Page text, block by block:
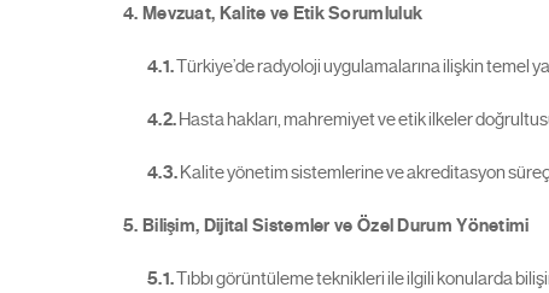
4. Mevzuat, Kalite ve Etik Sorumluluk
4.1.Türkiye’de radyoloji uygulamalarına ilişkin temel
4.2.Hasta hakları, mahremiyet ve etik ilkeler
4.3.Kalite yönetim sistemlerine ve akreditasyon
5. Bilişim, Dijital Sistemler ve Özel Durum Yönetimi
5.1.Tıbbı görüntüleme teknikleri ile ilgili konularda